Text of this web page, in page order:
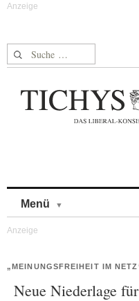
Suche nach:
Menü
„MEINUNGSFREIHEIT IM
Neue Niederlage